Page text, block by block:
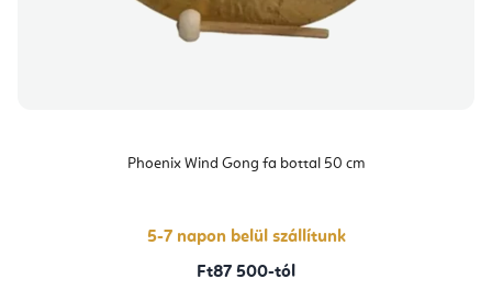
Phoenix Wind Gong fa bottal 50 cm
5-7 napon belül szállítunk
Ft87 500-tól